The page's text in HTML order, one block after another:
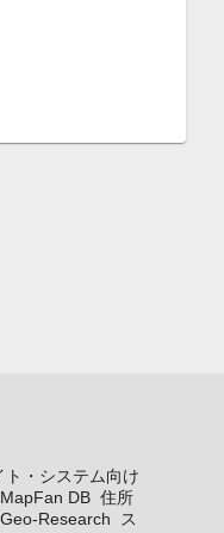
ト・システム向け
MapFan DB 住所
Geo-Research
ス